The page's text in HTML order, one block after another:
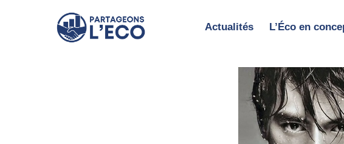
Actualités L’Éco en